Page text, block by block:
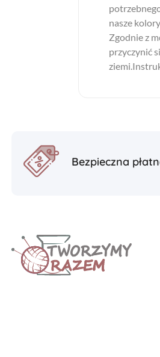
nasze
Zgodnie z
przyczynić
Bezpieczna